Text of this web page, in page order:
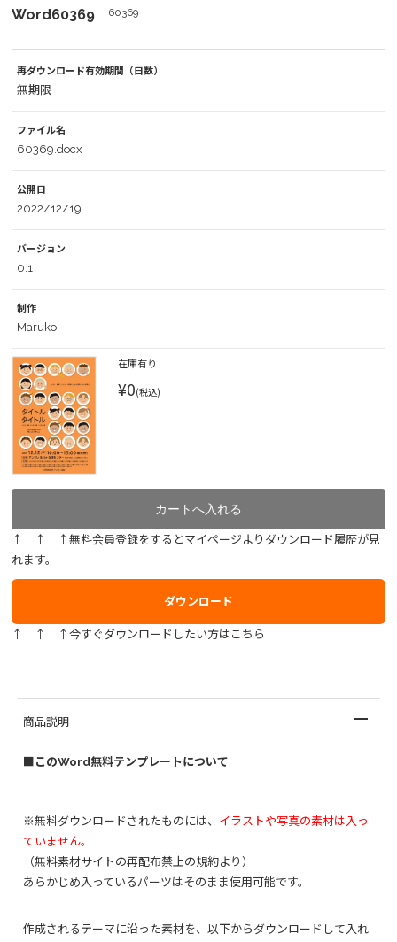
Word60369
60369
再ダウンロード有効期間（日数）
無期限
ファイル名
60369.docx
公開日
2022/12/19
バージョン
0.1
制作
Maruko
在庫有り
¥0(税込)
↑ ↑ ↑無料会員登録をするとマイページよりダウンロード履歴が見
れます。
ダウンロード
↑ ↑ ↑今すぐダウンロードしたい方はこちら
商品説明
■このWord無料テンプレートについて
※無料ダウンロードされたものには、 イラストや写真の素材は入っ
ていません。
（無料素材サイトの再配布禁止の規約より）
あらかじめ入っているパーツはそのまま使用可能です。
作成されるテーマに沿った素材を、以下からダウンロードして入れ